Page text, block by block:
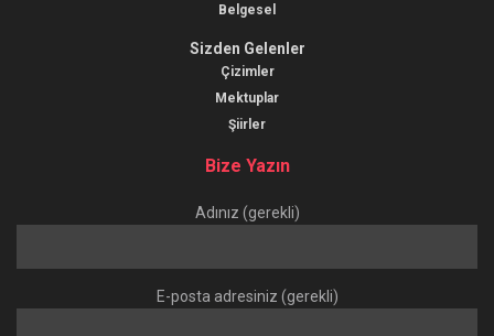
Belgesel
Sizden Gelenler
Çizimler
Mektuplar
Şiirler
Bize Yazın
Adınız (gerekli)
E-posta adresiniz (gerekli)